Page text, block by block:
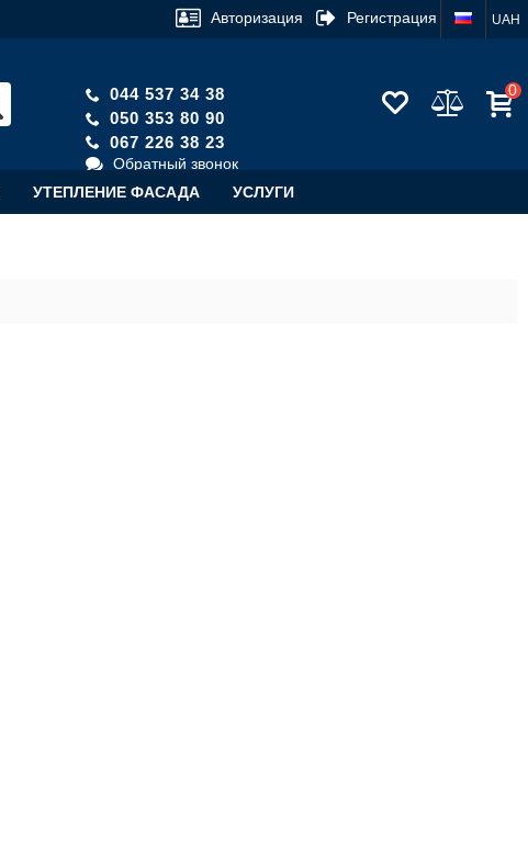
UAH
Авторизация Регистрация
044 537 34 38
050 353 80 90
067 226 38 23
Обратный звонок
0
УТЕПЛЕНИЕ ФАСАДА УСЛУГИ